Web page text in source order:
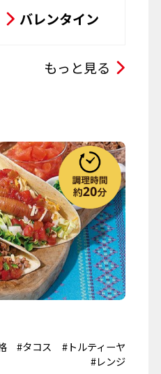
パスタ
バレンタイン
ハロウィーン
春の行楽
記念日・お祝い
もっと見る
#タコス
#トルティーヤ
#レンジ